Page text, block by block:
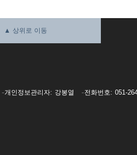
▲ 상위로 이동
개인정보관리자 강봉열 전화번호 051-